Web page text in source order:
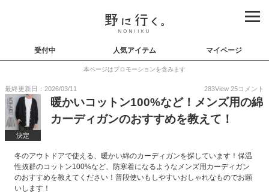
受付中 人気アイテム マイページ
本ページはプロモーションを含みます
最終更新日：2026/03/11 283View 25コメント
決定
暖かいコットン100%など！メンズ用の綿
カーディガンのおすすめを教えて！
冬のアウトドアで使える、暖かい綿のカーディガンを探しています！保温
性抜群のコットン100%など、防寒着になるようなメンズ用カーディガン
のおすすめを教えてください！普段使いもしやすいおしゃれなものでお願
いします！